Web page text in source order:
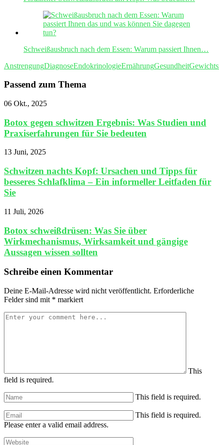
Schweißausbruch nach dem Essen: Warum passiert Ihnen…
AnstrengungDiagnoseEndokrinologieErnährungGesundheit
Passend zum Thema
06 Okt., 2025
Botox gegen schwitzen Ergebnis: Was Studien und
Praxiserfahrungen für Sie bedeuten
13 Juni, 2025
Schwitzen nachts Kopf: Ursachen und Tipps für
besseres Schlafklima – Ein informeller Leitfaden für
Sie
11 Juli, 2026
Botox schweißdrüsen: Was Sie über
Wirkmechanismus, Wirksamkeit und gängige
Aussagen wissen sollten
Schreibe einen Kommentar
Deine E-Mail-Adresse wird nicht veröffentlicht. Erforderliche
Felder sind mit * markiert
This
field is required.
This field is required.
This field is required.
Please enter a valid email address.